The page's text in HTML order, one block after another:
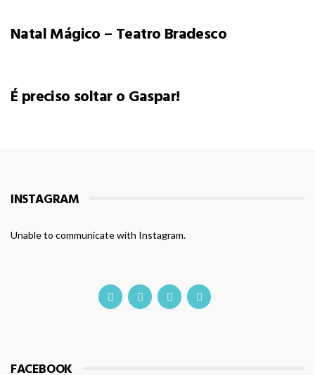
Natal Mágico – Teatro Bradesco
É preciso soltar o Gaspar!
INSTAGRAM
Unable to communicate with Instagram.
FACEBOOK